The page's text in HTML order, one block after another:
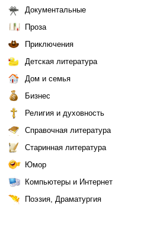
Документальные
Проза
Приключения
Детская литература
Дом и семья
Бизнес
Религия и духовность
Справочная литература
Старинная литература
Юмор
Компьютеры и Интернет
Поэзия, Драматургия